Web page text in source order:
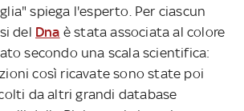
spiega l'esperto. Per ciascun
del Dna è stata associata al colore
secondo una scala scientifica:
così ricavate sono state poi
da altri grandi database